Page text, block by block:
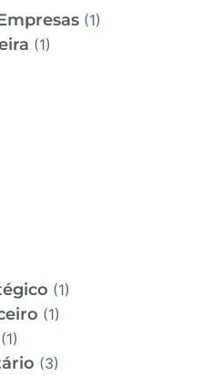
(1)
(1)
(1)
(1)
(1)
(3)